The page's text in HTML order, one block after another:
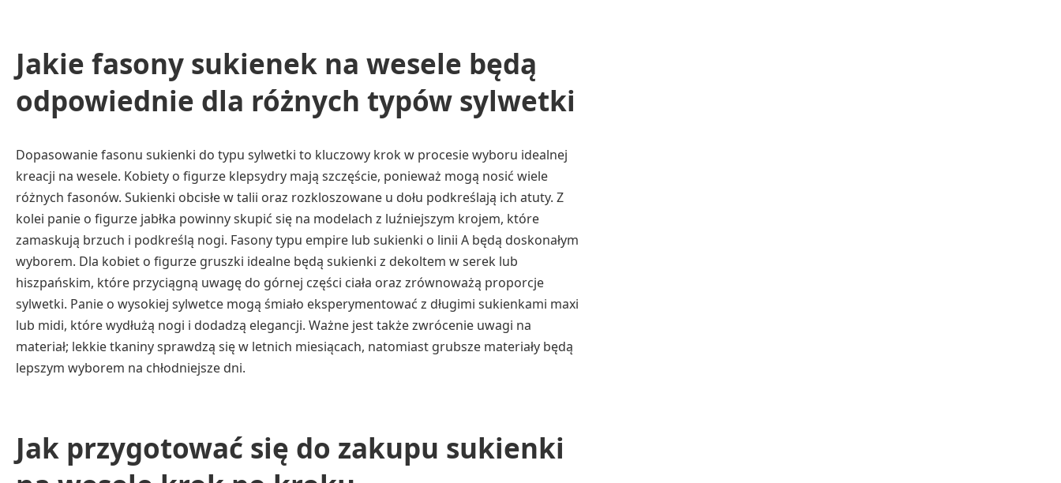
Jakie fasony sukienek na wesele będą
odpowiednie dla różnych typów sylwetki
Dopasowanie fasonu sukienki do typu sylwetki to kluczowy krok w procesie wyboru idealnej
kreacji na wesele. Kobiety o figurze klepsydry mają szczęście, ponieważ mogą nosić wiele
różnych fasonów. Sukienki obcisłe w talii oraz rozkloszowane u dołu podkreślają ich atuty. Z
kolei panie o figurze jabłka powinny skupić się na modelach z luźniejszym krojem, które
zamaskują brzuch i podkreślą nogi. Fasony typu empire lub sukienki o linii A będą doskonałym
wyborem. Dla kobiet o figurze gruszki idealne będą sukienki z dekoltem w serek lub
hiszpańskim, które przyciągną uwagę do górnej części ciała oraz zrównoważą proporcje
sylwetki. Panie o wysokiej sylwetce mogą śmiało eksperymentować z długimi sukienkami maxi
lub midi, które wydłużą nogi i dodadzą elegancji. Ważne jest także zwrócenie uwagi na
materiał; lekkie tkaniny sprawdzą się w letnich miesiącach, natomiast grubsze materiały będą
lepszym wyborem na chłodniejsze dni.
Jak przygotować się do zakupu sukienki